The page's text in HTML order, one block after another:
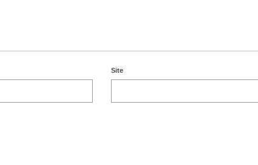
Site